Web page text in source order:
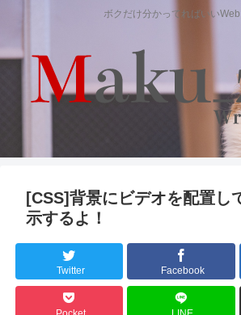
ボクだけ分かってればいい
[CSS]背景にビデオを配置し
示するよ！
Twitter Facebook